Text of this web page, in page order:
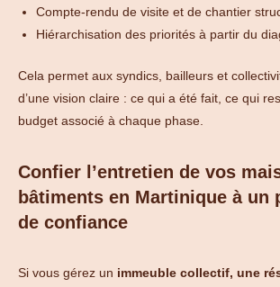
Compte-rendu de visite et de chantier
Hiérarchisation des priorités à partir du
Cela permet aux syndics, bailleurs et
d’une vision claire : ce qui a été fait, ce qui
budget associé à chaque phase.
Confier l’entretien de vos
bâtiments en Martinique à un
de confiance
Si vous gérez un immeuble collectif, une